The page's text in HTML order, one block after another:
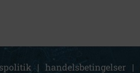
| handelsbetingelser |